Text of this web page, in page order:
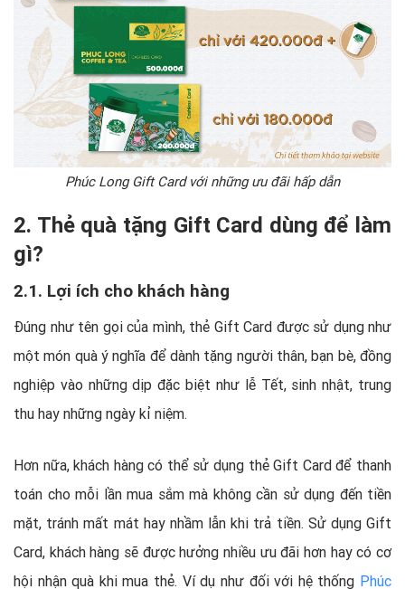
Phúc Long Gift Card với những ưu đãi hấp dẫn
2. Thẻ quà tặng Gift Card dùng để làm
gì?
2.1. Lợi ích cho khách hàng
Đúng như tên gọi của mình, thẻ Gift Card được sử dụng như
một món quà ý nghĩa để dành tặng người thân, bạn bè, đồng
nghiệp vào những dịp đặc biệt như lễ Tết, sinh nhật, trung
thu hay những ngày kỉ niệm.
Hơn nữa, khách hàng có thể sử dụng thẻ Gift Card để thanh
toán cho mỗi lần mua sắm mà không cần sử dụng đến tiền
mặt, tránh mất mát hay nhầm lẫn khi trả tiền. Sử dụng Gift
Card, khách hàng sẽ được hưởng nhiều ưu đãi hơn hay có cơ
hội nhận quà khi mua thẻ. Ví dụ như đối với hệ thống Phúc